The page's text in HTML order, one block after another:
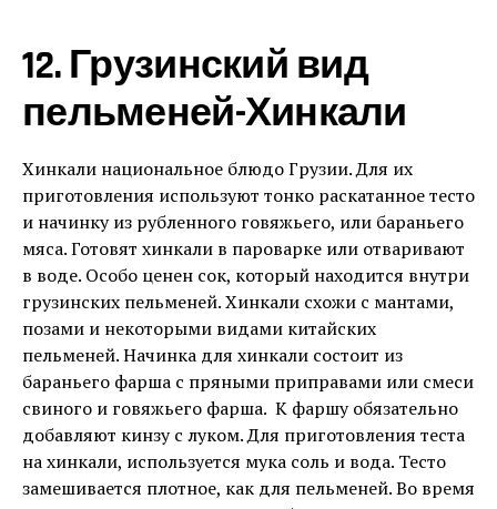
12. Грузинский вид
пельменей-Хинкали
Хинкали национальное блюдо Грузии. Для их
приготовления используют тонко раскатанное тесто
и начинку из рубленного говяжьего, или бараньего
мяса. Готовят хинкали в пароварке или отваривают
в воде. Особо ценен сок, который находится внутри
грузинских пельменей. Хинкали схожи с мантами,
позами и некоторыми видами китайских
пельменей. Начинка для хинкали состоит из
бараньего фарша с пряными приправами или смеси
свиного и говяжьего фарша. К фаршу обязательно
добавляют кинзу с луком. Для приготовления теста
на хинкали, используется мука соль и вода. Тесто
замешивается плотное, как для пельменей. Во время